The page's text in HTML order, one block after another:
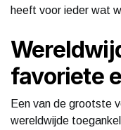
heeft voor ieder wat
favoriete
Een van de grootste
wereldwijde